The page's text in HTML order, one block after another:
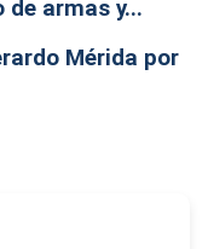
armas y...
Mérida por